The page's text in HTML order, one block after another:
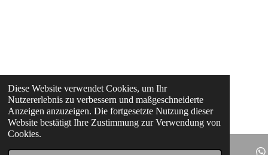
Diese Website verwendet Cookies, um Ihr
Nutzererlebnis zu verbessern und maßgeschneiderte
Anzeigen anzuzeigen. Die fortgesetzte Nutzung dieser
Website bestätigt Ihre Zustimmung zur Verwendung von
Cookies.